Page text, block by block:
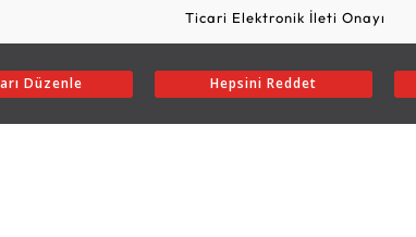
Düzenle Hepsini Reddet
Ticari Elektronik İleti Onayı
hakları saklıdır.